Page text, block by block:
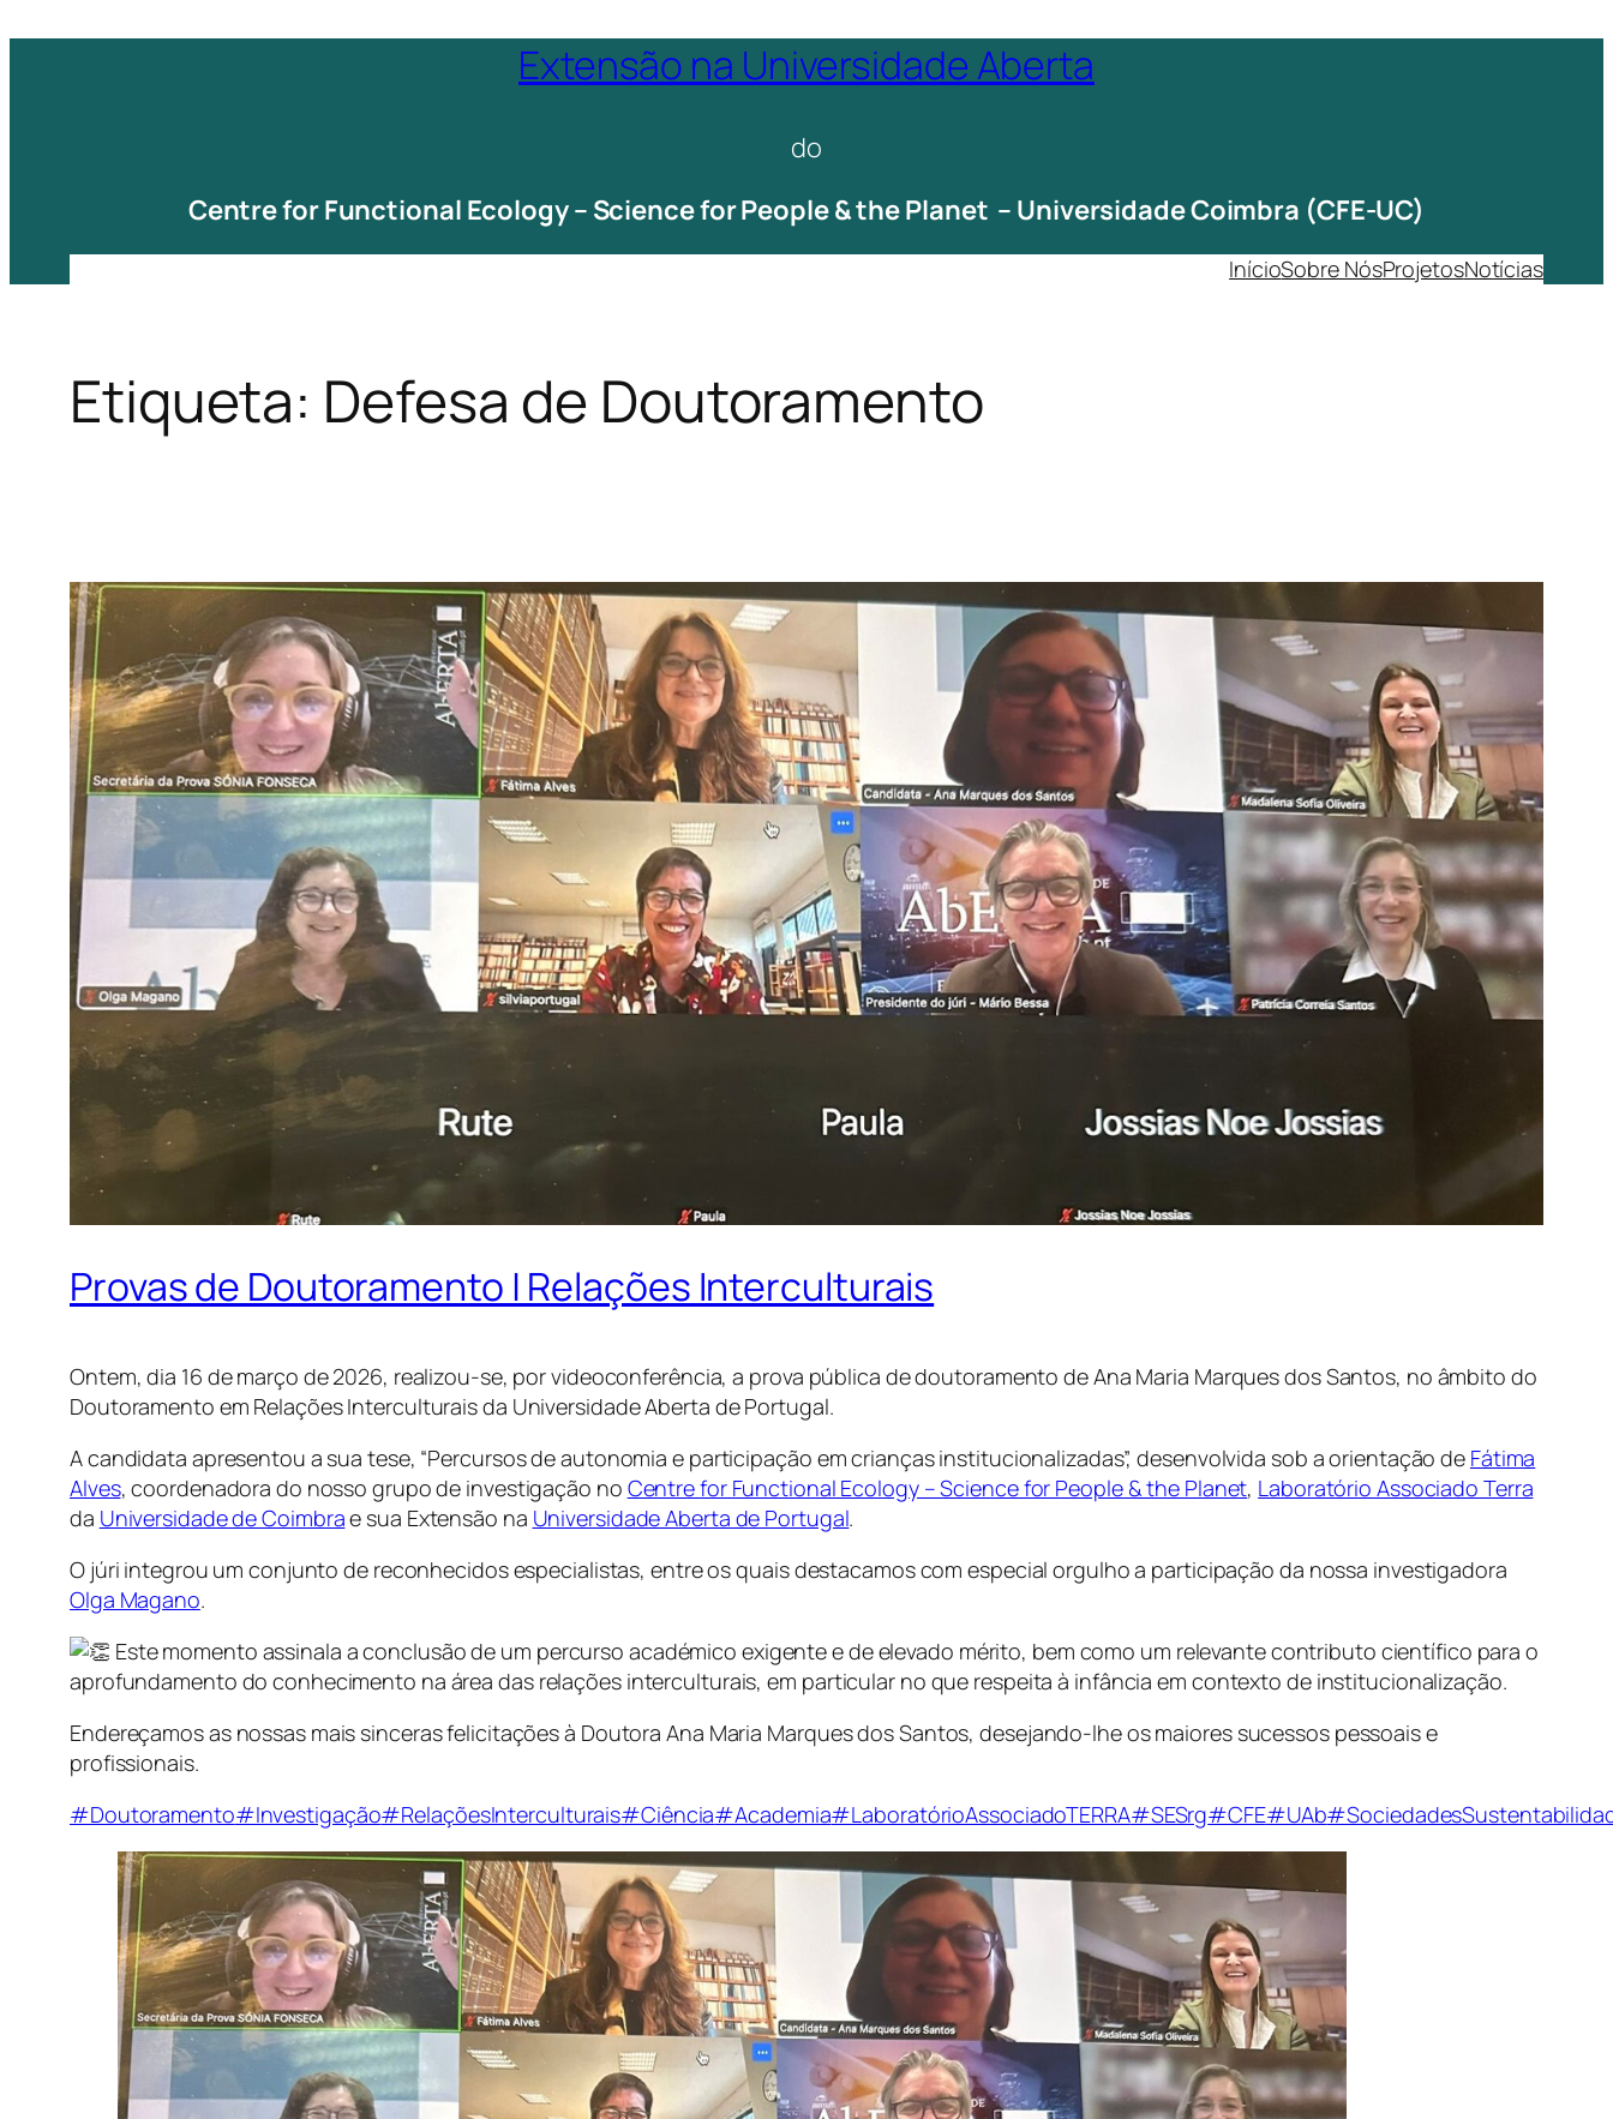
Extensão na Universidade Aberta
do
Centre for Functional Ecology – Science for People & the Planet – Universidade Coimbra (CFE-UC)
InícioSobre NósProjetosNotícias
Etiqueta: Defesa de Doutoramento
Provas de Doutoramento | Relações Interculturais
Ontem, dia 16 de março de 2026, realizou-se, por videoconferência, a prova pública de doutoramento de Ana Maria Marques dos Santos, no âmbito do
Doutoramento em Relações Interculturais da Universidade Aberta de Portugal.
A candidata apresentou a sua tese, “Percursos de autonomia e participação em crianças institucionalizadas”, desenvolvida sob a orientação de Fátima
Alves, coordenadora do nosso grupo de investigação no Centre for Functional Ecology – Science for People & the Planet, Laboratório Associado Terra
da Universidade de Coimbrae sua Extensão na Universidade Aberta de Portugal.
O júri integrou um conjunto de reconhecidos especialistas, entre os quais destacamos com especial orgulho a participação da nossa investigadora
Olga Magano.
Este momento assinala a conclusão de um percurso académico exigente e de elevado mérito, bem como um relevante contributo científico para o
aprofundamento do conhecimento na área das relações interculturais, em particular no que respeita à infância em contexto de institucionalização.
Endereçamos as nossas mais sinceras felicitações à Doutora Ana Maria Marques dos Santos, desejando-lhe os maiores sucessos pessoais e
profissionais.
#Doutoramento#Investigação#RelaçõesInterculturais#Ciência#Academia#LaboratórioAssociadoTERRA#SESrg#CFE#UAb